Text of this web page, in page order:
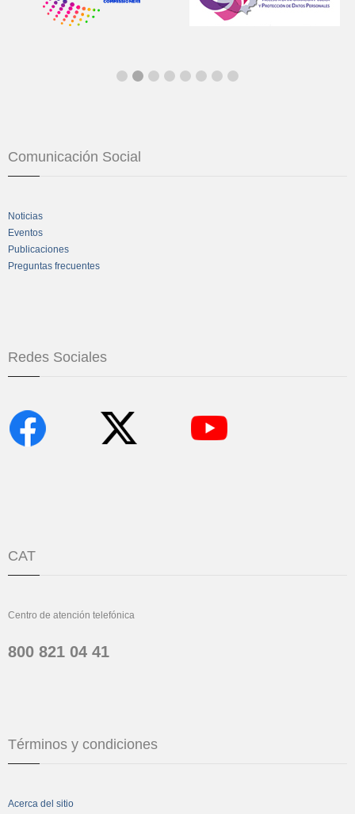
Comunicación Social
Noticias
Eventos
Publicaciones
Preguntas frecuentes
Redes Sociales
CAT
Centro de atención telefónica
800 821 04 41
Términos y condiciones
Acerca del sitio